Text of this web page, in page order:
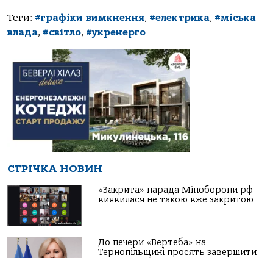
Теги: #графіки вимкнення, #електрика, #міська
влада, #світло, #укренерго
СТРІЧКА НОВИН
«Закрита» нарада Міноборони рф
виявилася не такою вже закритою
До печери «Вертеба» на
Тернопільщині просять завершити